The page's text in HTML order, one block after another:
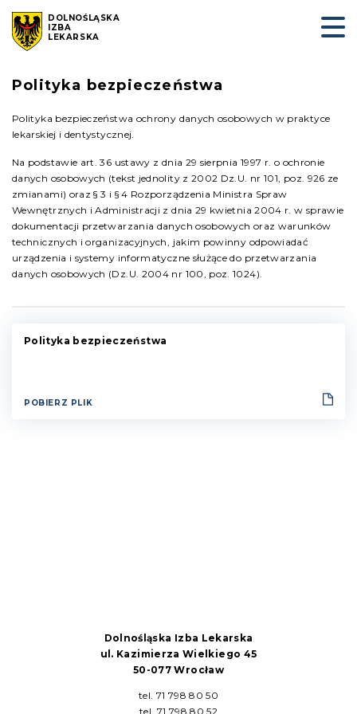
DOLNOŚLĄSKA
IZBA
LEKARSKA
Polityka bezpieczeństwa
Polityka bezpieczeństwa ochrony danych osobowych w praktyce
lekarskiej i dentystycznej.
Na podstawie art. 36 ustawy z dnia 29 sierpnia 1997 r. o ochronie
danych osobowych (tekst jednolity z 2002 Dz.U. nr 101, poz. 926 ze
zmianami) oraz § 3 i § 4 Rozporządzenia Ministra Spraw
Wewnętrznych i Administracji z dnia 29 kwietnia 2004 r. w sprawie
dokumentacji przetwarzania danych osobowych oraz warunków
technicznych i organizacyjnych, jakim powinny odpowiadać
urządzenia i systemy informatyczne służące do przetwarzania
danych osobowych (Dz.U. 2004 nr 100, poz. 1024).
Polityka bezpieczeństwa
POBIERZ PLIK
Dolnośląska Izba Lekarska
ul. Kazimierza Wielkiego 45
50-077 Wrocław
tel. 71 798 80 50
tel. 71 798 80 52